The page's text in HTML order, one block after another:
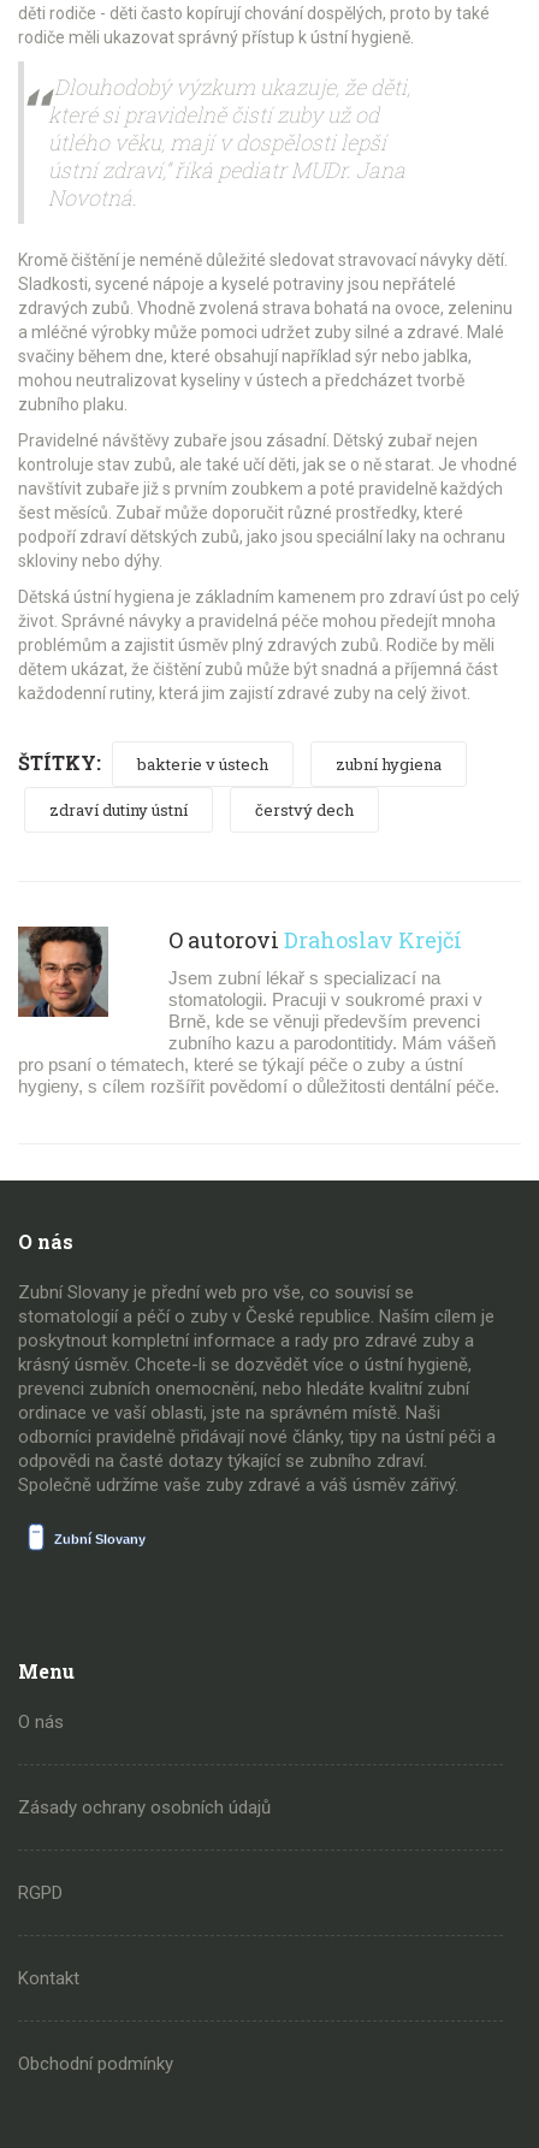
děti rodiče - děti často kopírují chování dospělých, proto by také
rodiče měli ukazovat správný přístup k ústní hygieně.
„Dlouhodobý výzkum ukazuje, že děti,
které si pravidelně čistí zuby už od
útlého věku, mají v dospělosti lepší
ústní zdraví,“ říká pediatr MUDr. Jana
Novotná.
Kromě čištění je neméně důležité sledovat stravovací návyky dětí.
Sladkosti, sycené nápoje a kyselé potraviny jsou nepřátelé
zdravých zubů. Vhodně zvolená strava bohatá na ovoce, zeleninu
a mléčné výrobky může pomoci udržet zuby silné a zdravé. Malé
svačiny během dne, které obsahují například sýr nebo jablka,
mohou neutralizovat kyseliny v ústech a předcházet tvorbě
zubního plaku.
Pravidelné návštěvy zubaře jsou zásadní. Dětský zubař nejen
kontroluje stav zubů, ale také učí děti, jak se o ně starat. Je vhodné
navštívit zubaře již s prvním zoubkem a poté pravidelně každých
šest měsíců. Zubař může doporučit různé prostředky, které
podpoří zdraví dětských zubů, jako jsou speciální laky na ochranu
skloviny nebo dýhy.
Dětská ústní hygiena je základním kamenem pro zdraví úst po celý
život. Správné návyky a pravidelná péče mohou předejít mnoha
problémům a zajistit úsměv plný zdravých zubů. Rodiče by měli
dětem ukázat, že čištění zubů může být snadná a příjemná část
každodenní rutiny, která jim zajistí zdravé zuby na celý život.
ŠTÍTKY: bakterie v ústech zubní hygiena
zdraví dutiny ústní čerstvý dech
O autorovi Drahoslav Krejčí
Jsem zubní lékař s specializací na
stomatologii. Pracuji v soukromé praxi v
Brně, kde se věnuji především prevenci
zubního kazu a parodontitidy. Mám vášeň
pro psaní o tématech, které se týkají péče o zuby a ústní
hygieny, s cílem rozšířit povědomí o důležitosti dentální péče.
O nás
Zubní Slovany je přední web pro vše, co souvisí se
stomatologií a péčí o zuby v České republice. Naším cílem je
poskytnout kompletní informace a rady pro zdravé zuby a
krásný úsměv. Chcete-li se dozvědět více o ústní hygieně,
prevenci zubních onemocnění, nebo hledáte kvalitní zubní
ordinace ve vaší oblasti, jste na správném místě. Naši
odborníci pravidelně přidávají nové články, tipy na ústní péči a
odpovědi na časté dotazy týkající se zubního zdraví.
Společně udržíme vaše zuby zdravé a váš úsměv zářivý.
Menu
O nás
Zásady ochrany osobních údajů
RGPD
Kontakt
Obchodní podmínky